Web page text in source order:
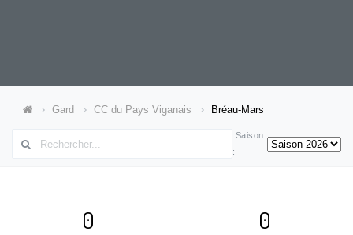
Gard CC du Pays Viganais Bréau-Mars
Saison
:
0 0